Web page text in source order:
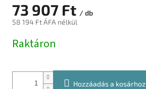
73 907 Ft / db
58 194 Ft ÁFA nélkül
Raktáron
Hozzáadás a kosárhoz